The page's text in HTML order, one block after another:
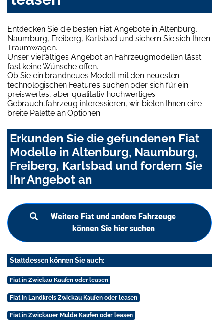
Entdecken Sie die besten Fiat Angebote in Altenburg,
Naumburg, Freiberg, Karlsbad und sichern Sie sich Ihren
Traumwagen.
Unser vielfältiges Angebot an Fahrzeugmodellen lässt
fast keine Wünsche offen.
Ob Sie ein brandneues Modell mit den neuesten
technologischen Features suchen oder sich für ein
preiswertes, aber qualitativ hochwertiges
Gebrauchtfahrzeug interessieren, wir bieten Ihnen eine
breite Palette an Optionen.
Erkunden Sie die gefundenen Fiat
Modelle in Altenburg, Naumburg,
Freiberg, Karlsbad und fordern Sie
Ihr Angebot an
Weitere Fiat und andere Fahrzeuge
können Sie hier suchen
Stattdessen können Sie auch:
Fiat in Zwickau Kaufen oder leasen
Fiat in Landkreis Zwickau Kaufen oder leasen
Fiat in Zwickauer Mulde Kaufen oder leasen